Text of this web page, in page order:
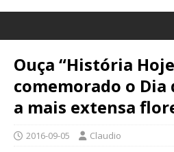
Ouça “História
comemorado o Dia
a mais extensa
2016-09-05 Claudio